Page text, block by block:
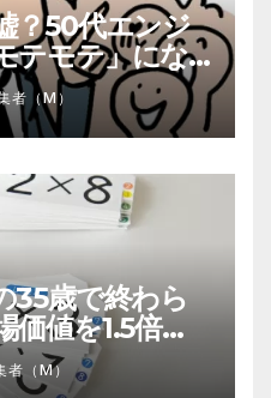
？50代エンジ
テモテ」にな
み
者（M）
35歳で終わら
価値を1.5倍に
掛け算
者（M）